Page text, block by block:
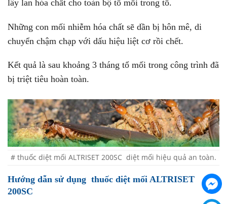
lây lan hóa chất cho toàn bộ tổ mối trong tổ.
Những con mối nhiễm hóa chất sẽ dần bị hôn mê, di
chuyển chậm chạp với dấu hiệu liệt cơ rồi chết.
Kết quả là sau khoảng 3 tháng tổ mối trong công trình đã
bị triệt tiêu hoàn toàn.
# thuốc diệt mối ALTRISET 200SC diệt mối hiệu quả an toàn.
Hướng dẫn sử dụng thuốc diệt mối ALTRISET
200SC